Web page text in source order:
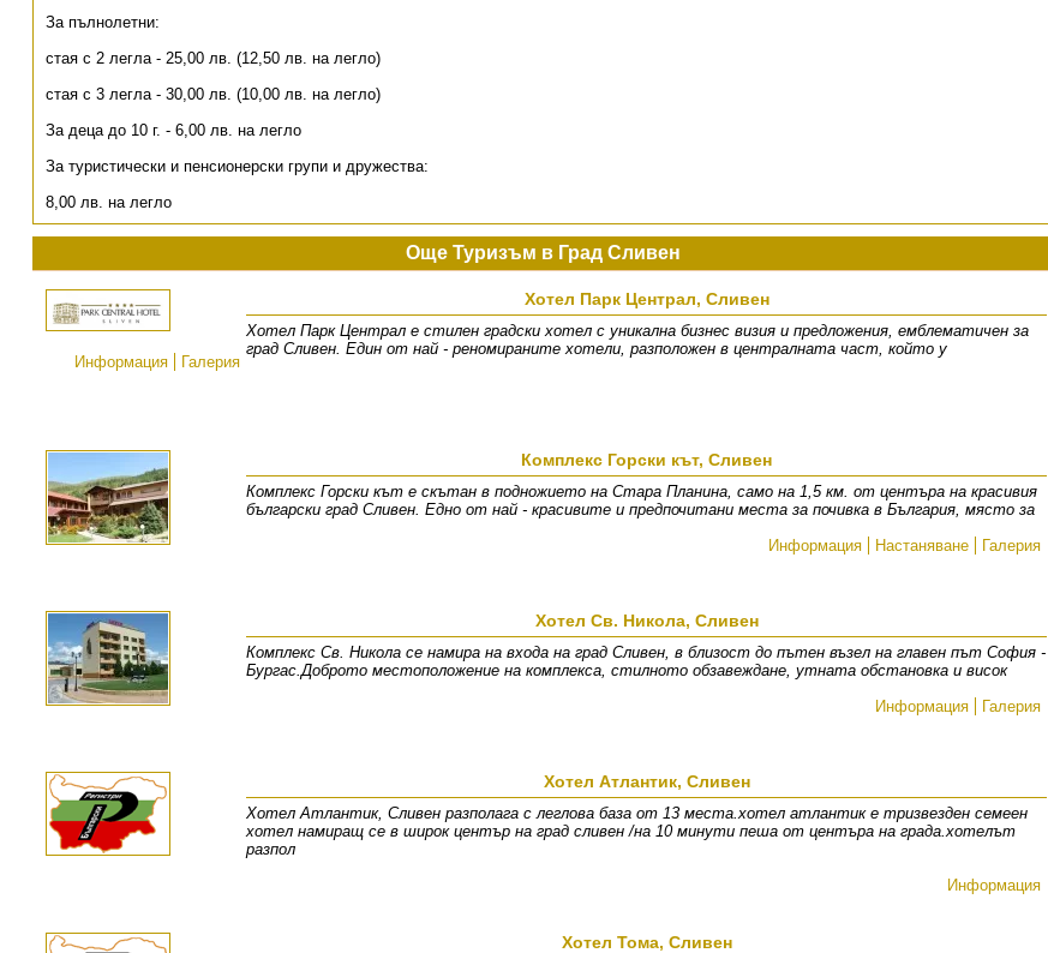
За пълнолетни:
стая с 2 легла - 25,00 лв. (12,50 лв. на легло)
стая с 3 легла - 30,00 лв. (10,00 лв. на легло)
За деца до 10 г. - 6,00 лв. на легло
За туристически и пенсионерски групи и дружества:
8,00 лв. на легло
Още Туризъм в Град Сливен
Хотел Парк Централ, Сливен
Хотел Парк Централ е стилен градски хотел с уникална бизнес визия и предложения, емблематичен за
град Сливен. Един от най - реномираните хотели, разположен в централната част, който у
Информация Галерия
Комплекс Горски кът, Сливен
Комплекс Горски кът е скътан в подножието на Стара Планина, само на 1,5 км. от центъра на красивия
български град Сливен. Едно от най - красивите и предпочитани места за почивка в България, място за
Информация
Настаняване Галерия
Хотел Св. Никола, Сливен
Комплекс Св. Никола се намира на входа на град Сливен, в близост до пътен възел на главен път София -
Бургас.Доброто местоположение на комплекса, стилното обзавеждане, утната обстановка и висок
Информация
Галерия
Хотел Aтлантик, Сливен
Хотел Aтлантик, Сливен разполага с леглова база от 13 места.хотел атлантик е тризвезден семеен
хотел намиращ се в широк център на град сливен /на 10 минути пеша от центъра на града.хотелът
разпол
Информация
Хотел Тома, Сливен